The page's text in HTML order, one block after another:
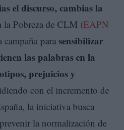
el discurso, cambias la
la Pobreza de CLM (EAPN
para sensibilizar
las palabras en la
prejuicios y
con el incremento de
la iniciativa busca
prevenir la normalización de